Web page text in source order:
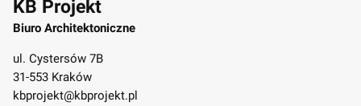
KB Projekt
Biuro Architektoniczne
ul. Cystersów 7B
31-553 Kraków
kbprojekt@kbprojekt.pl